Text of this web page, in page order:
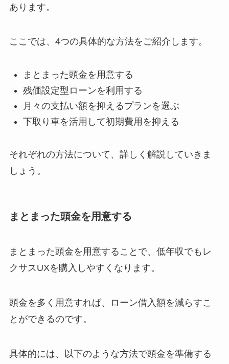
あります。
ここでは、4つの具体的な方法をご紹介します。
まとまった頭金を用意する
残価設定型ローンを利用する
月々の支払い額を抑えるプランを選ぶ
下取り車を活用して初期費用を抑える
それぞれの方法について、詳しく解説していきま
しょう。
まとまった頭金を用意する
まとまった頭金を用意することで、低年収でもレ
クサスUXを購入しやすくなります。
頭金を多く用意すれば、ローン借入額を減らすこ
とができるのです。
具体的には、以下のような方法で頭金を準備する